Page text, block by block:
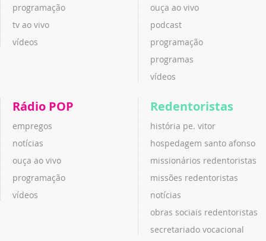
programação
tv ao vivo
vídeos
ouça ao vivo
podcast
programação
programas
vídeos
Rádio POP
empregos
notícias
ouça ao vivo
programação
vídeos
Redentoristas
história pe. vitor
hospedagem santo afonso
missionários redentoristas
missões redentoristas
notícias
obras sociais redentoristas
secretariado vocacional